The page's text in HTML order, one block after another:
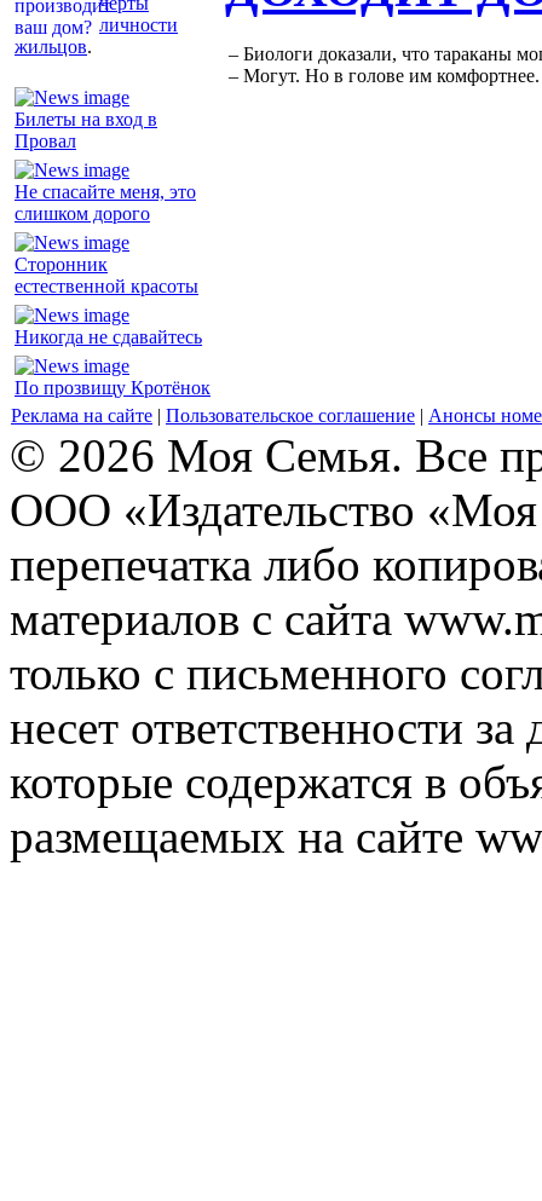
личности
жильцов.
Билеты на вход в
Провал
Не спасайте меня, это
слишком дорого
Сторонник
естественной красоты
Никогда не сдавайтесь
По прозвищу Кротёнок
– Биологи доказали, что тараканы
– Могут. Но в голове им комфортнее.
Реклама на сайте | Пользовательское соглашение | Анонсы
© 2026 Моя Семья. Все
ООО «Издательство
перепечатка либо
материалов с сайта
только с письменного
несет ответственности
которые содержатся в
размещаемых на сайте